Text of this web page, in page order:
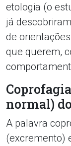
etologia (o
já
de
que querem,
normal)
A palavra
(excremento)